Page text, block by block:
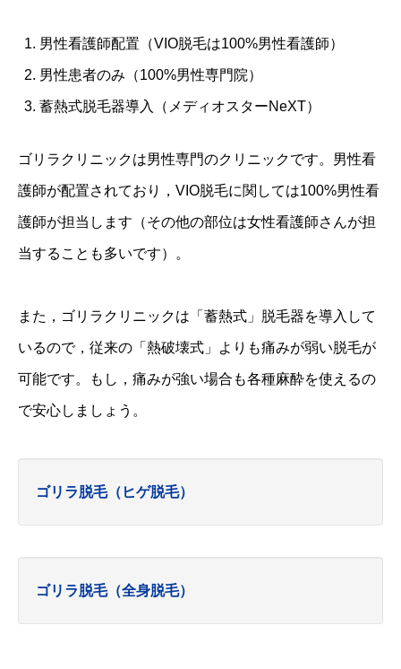
男性看護師配置（VIO脱毛は100%男性看護師）
男性患者のみ（100%男性専門院）
蓄熱式脱毛器導入（メディオスターNeXT）
ゴリラクリニックは男性専門のクリニックです。男性看
護師が配置されており，VIO脱毛に関しては100%男性看
護師が担当します（その他の部位は女性看護師さんが担
当することも多いです）。
また，ゴリラクリニックは「蓄熱式」脱毛器を導入して
いるので，従来の「熱破壊式」よりも痛みが弱い脱毛が
可能です。もし，痛みが強い場合も各種麻酔を使えるの
で安心しましょう。
ゴリラ脱毛（ヒゲ脱毛）
ゴリラ脱毛（全身脱毛）